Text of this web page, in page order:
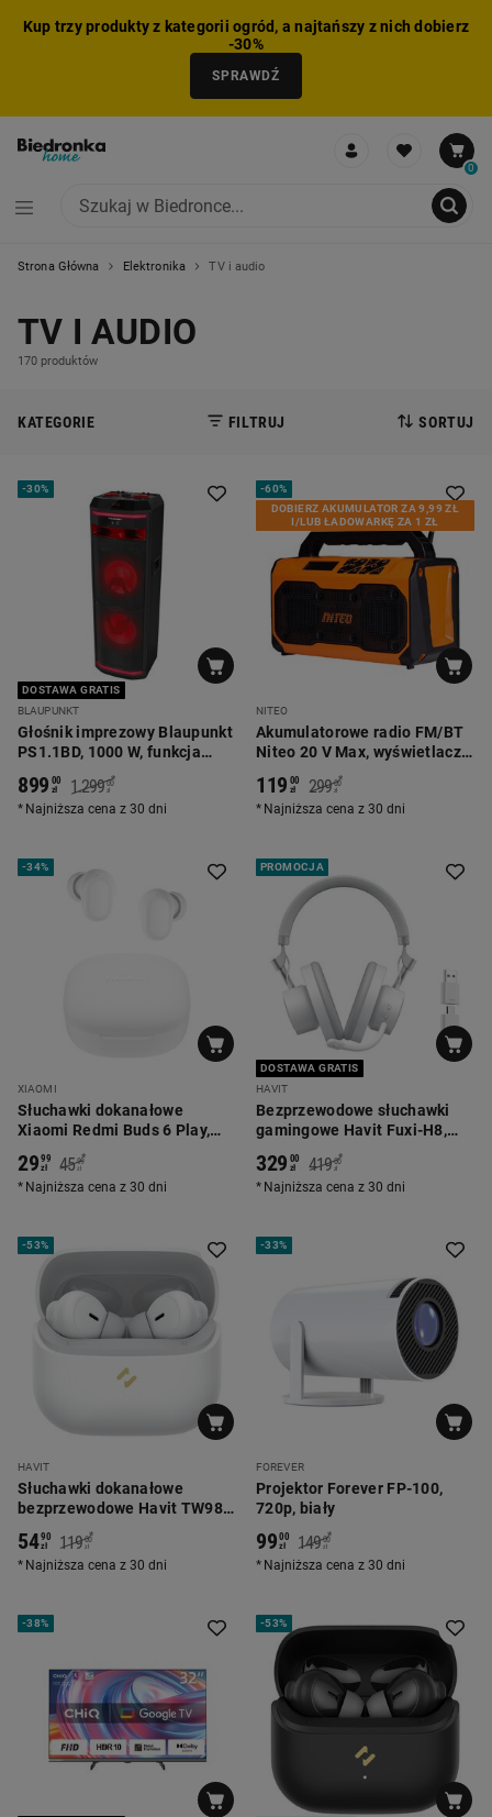
Kup trzy produkty z kategorii ogród, a najtańszy z nich dobierz
-30%
SPRAWDŹ
0
Strona Główna Elektronika TV i audio
TV I AUDIO
170 produktów
KATEGORIE FILTRUJ SORTUJ
-30%
DOSTAWA GRATIS
BLAUPUNKT
Głośnik imprezowy Blaupunkt
PS1.1BD, 1000 W, funkcja
karaoke, 2 mikrofony, czarny
899 00
zł 1.299 00
zł
*
Najniższa cena z 30 dni
-60%
DOBIERZ AKUMULATOR ZA 9,99 ZŁ
I/LUB ŁADOWARKĘ ZA 1 ZŁ
NITEO
Akumulatorowe radio FM/BT
Niteo 20 V Max, wyświetlacz
119 00
zł 299 00
zł
*
Najniższa cena z 30 dni
-34%
XIAOMI
Słuchawki dokanałowe
Xiaomi Redmi Buds 6 Play,
2999
zł 45 99
zł
*
Najniższa cena z 30 dni
PROMOCJA
DOSTAWA GRATIS
HAVIT
Bezprzewodowe słuchawki
gamingowe Havit Fuxi-H8,
329 00
zł 419 00
zł
*
Najniższa cena z 30 dni
-53%
HAVIT
Słuchawki dokanałowe
bezprzewodowe Havit TW982,
5490
zł 119 00
zł
*
Najniższa cena z 30 dni
-33%
FOREVER
Projektor Forever FP-100,
720p, biały
9900
zł 149 00
zł
*
Najniższa cena z 30 dni
-38% -53%